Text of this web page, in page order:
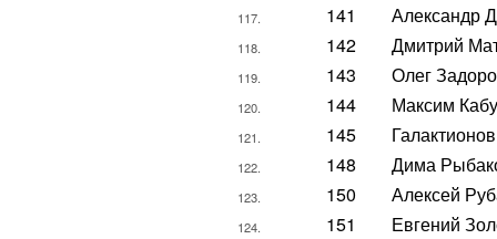
117. 141 Александр
118. 142 Дмитрий
119. 143 Олег
120. 144 Максим
121. 145
122. 148 Дима
123. 150 Алексей
124. 151 Евгений